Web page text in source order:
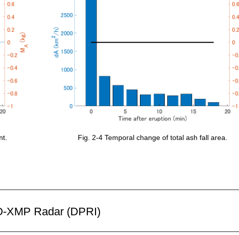
Fig. 2-4 Temporal change of total ash fall area.
XMP Radar (DPRI)